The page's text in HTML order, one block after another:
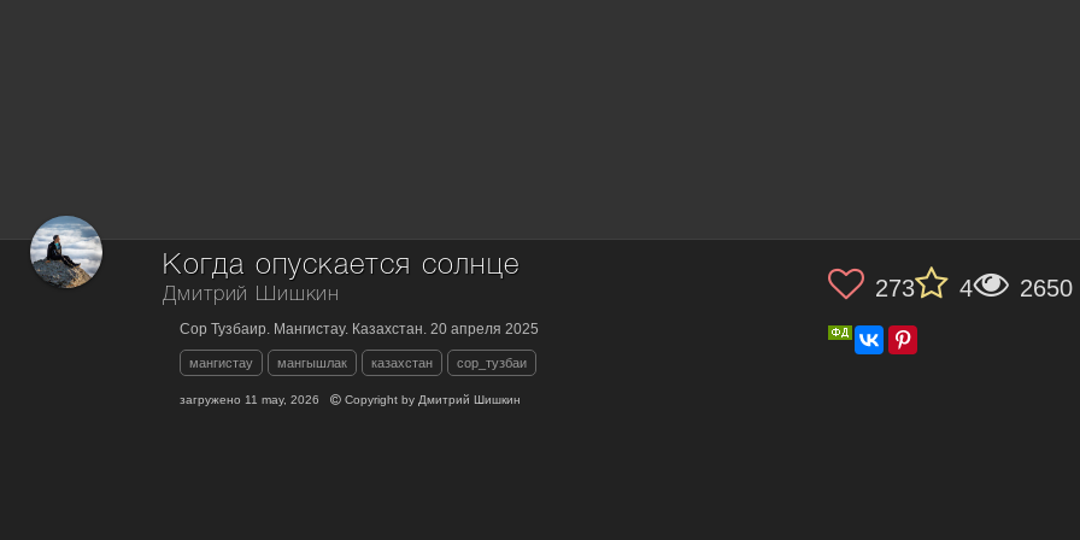
Когда опускается солнце
Дмитрий Шишкин
Сор Тузбаир. Мангистау. Казахстан. 20 апреля 2025
мангистау мангышлак казахстан сор_тузбаи
загружено 11 may, 2026 Copyright by Дмитрий Шишкин
273 4 2650